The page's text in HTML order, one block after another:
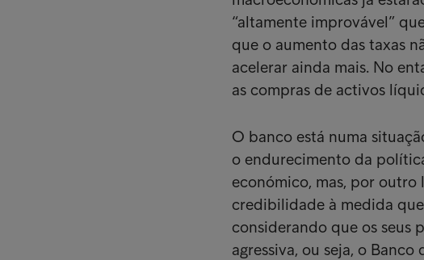
“altamente improvável”
que o aumento das taxas
acelerar ainda mais. No
as compras de activos
O banco está numa
o endurecimento da
económico, mas, por
credibilidade à medida
considerando que os seus
agressiva, ou seja, o